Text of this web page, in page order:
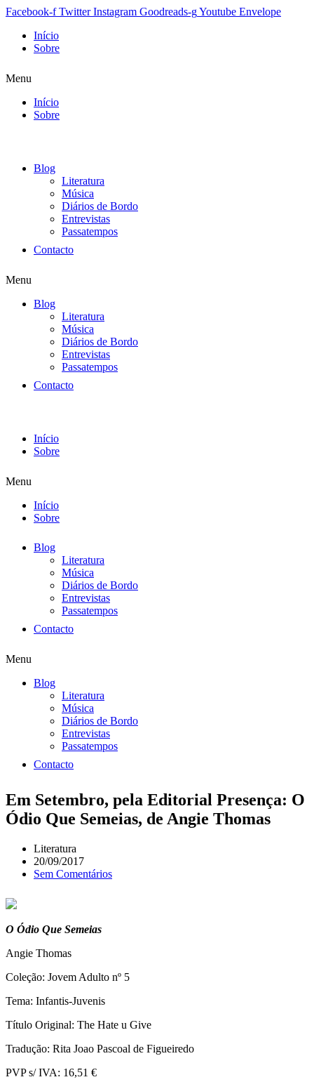
Facebook-f Twitter Instagram Goodreads-gYoutube Envelope
Início
Sobre
Menu
Início
Sobre
Blog
Literatura
Música
Diários de Bordo
Entrevistas
Passatempos
Contacto
Menu
Blog
Literatura
Música
Diários de Bordo
Entrevistas
Passatempos
Contacto
Início
Sobre
Menu
Início
Sobre
Blog
Literatura
Música
Diários de Bordo
Entrevistas
Passatempos
Contacto
Menu
Blog
Literatura
Música
Diários de Bordo
Entrevistas
Passatempos
Contacto
Em Setembro, pela Editorial Presença: O
Ódio Que Semeias, de Angie Thomas
Literatura
20/09/2017
Sem Comentários
O Ódio Que Semeias
Angie Thomas
Coleção: Jovem Adulto nº 5
Tema: Infantis-Juvenis
Título Original: The Hate u Give
Tradução: Rita Joao Pascoal de Figueiredo
PVP s/ IVA: 16,51 €